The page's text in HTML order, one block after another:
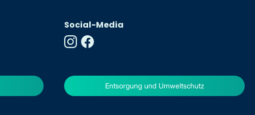
Entsorgung und Umweltschutz
Social-Media